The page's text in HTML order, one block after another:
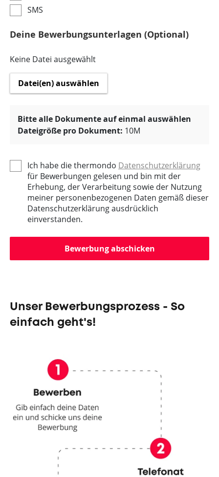
SMS
Deine Bewerbungsunterlagen (Optional)
Keine Datei ausgewählt
Datei(en) auswählen
Bitte alle Dokumente auf einmal auswählen
Dateigröße pro Dokument: 10M
Ich habe die thermondo Datenschutzerklärung
für Bewerbungen gelesen und bin mit der
Erhebung, der Verarbeitung sowie der Nutzung
meiner personenbezogenen Daten gemäß dieser
Datenschutzerklärung ausdrücklich
einverstanden.
Bewerbung abschicken
Unser Bewerbungsprozess - So
einfach geht's!